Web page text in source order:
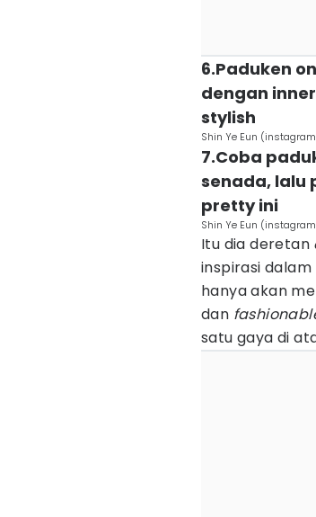
6.Paduken
dengan
stylish
Shin Ye Eun
7.Coba
senada, lalu
pretty ini
Shin Ye Eun
Itu dia deretan
inspirasi
hanya akan
dan
satu gaya di